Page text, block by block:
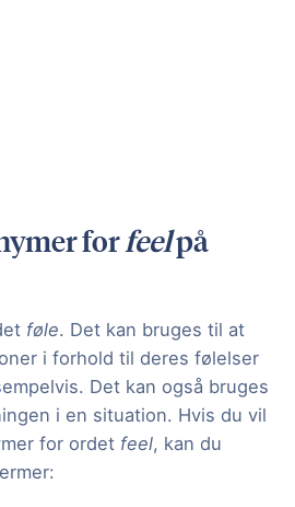
forfeelpå
føle. Det kan bruges til at
i forhold til deres følelser
Det kan også bruges
i en situation. Hvis du vil
for ordet feel, kan du